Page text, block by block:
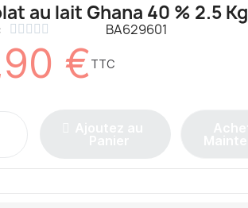
au lait Ghana 40 % 2.5 Kg
     BA629601
€TTC